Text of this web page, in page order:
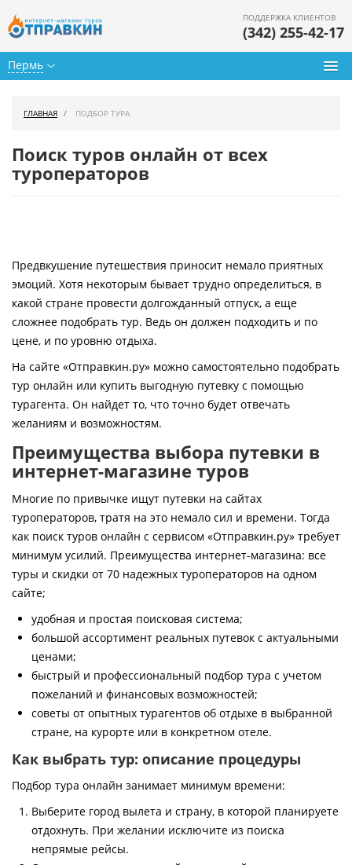
Пермь
ПОДДЕРЖКА КЛИЕНТОВ
(342) 255-42-17
Горящие туры
Страны
Как купить
Контакты
ГЛАВНАЯ ПОДБОР ТУРА
Поиск туров онлайн от всех
туроператоров
Предвкушение путешествия приносит немало приятных
эмоций. Хотя некоторым бывает трудно определиться, в
какой стране провести долгожданный отпуск, а еще
сложнее подобрать тур. Ведь он должен подходить и по
цене, и по уровню отдыха.
На сайте «Отправкин.ру» можно самостоятельно подобрать
тур онлайн или купить выгодную путевку с помощью
турагента. Он найдет то, что точно будет отвечать
желаниям и возможностям.
Преимущества выбора путевки в
интернет-магазине туров
Многие по привычке ищут путевки на сайтах
туроператоров, тратя на это немало сил и времени. Тогда
как поиск туров онлайн с сервисом «Отправкин.ру» требует
минимум усилий. Преимущества интернет-магазина: все
туры и скидки от 70 надежных туроператоров на одном
сайте;
удобная и простая поисковая система;
большой ассортимент реальных путевок с актуальными
ценами;
быстрый и профессиональный подбор тура с учетом
пожеланий и финансовых возможностей;
советы от опытных турагентов об отдыхе в выбранной
стране, на курорте или в конкретном отеле.
Как выбрать тур: описание процедуры
Подбор тура онлайн занимает минимум времени:
Выберите город вылета и страну, в которой планируете
отдохнуть. При желании исключите из поиска
непрямые рейсы.